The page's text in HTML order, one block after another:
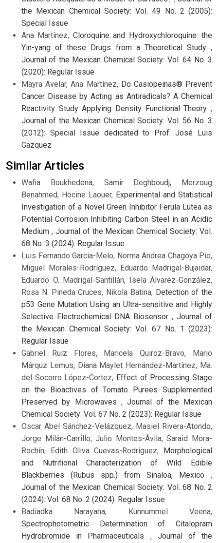
the Mexican Chemical Society: Vol. 49 No. 2 (2005):
Special Issue
Ana Martínez, Cloroquine and Hydroxychloroquine: the
Yin-yang of these Drugs from a Theoretical Study ,
Journal of the Mexican Chemical Society: Vol. 64 No. 3
(2020): Regular Issue
Mayra Avelar, Ana Martínez, Do Casiopeinas® Prevent
Cancer Disease by Acting as Antiradicals? A Chemical
Reactivity Study Applying Density Functional Theory ,
Journal of the Mexican Chemical Society: Vol. 56 No. 3
(2012): Special Issue dedicated to Prof. José Luis
Gazquez
Similar Articles
Wafia Boukhedena, Samir Deghboudj, Merzoug
Benahmed, Hocine Laouer, Experimental and Statistical
Investigation of a Novel Green Inhibitor Ferula Lutea as
Potential Corrosion Inhibiting Carbon Steel in an Acidic
Medium , Journal of the Mexican Chemical Society: Vol.
68 No. 3 (2024): Regular Issue
Luis Fernando Garcia-Melo, Norma Andrea Chagoya Pio,
Miguel Morales-Rodríguez, Eduardo Madrigal-Bujaidar,
Eduardo O. Madrigal-Santillán, Isela Álvarez-González,
Rosa N. Pineda Cruces, Nikola Batina, Detection of the
p53 Gene Mutation Using an Ultra-sensitive and Highly
Selective Electrochemical DNA Biosensor , Journal of
the Mexican Chemical Society: Vol. 67 No. 1 (2023):
Regular Issue
Gabriel Ruiz Flores, Maricela Quiroz-Bravo, Mario
Márquz Lemus, Diana Maylet Hernández-Martínez, Ma.
del Socorro López-Cortez, Effect of Processing Stage
on the Bioactives of Tomato Purees Supplemented
Preserved by Microwaves ,Journal of the Mexican
Chemical Society: Vol. 67 No. 2 (2023): Regular Issue
Oscar Abel Sánchez-Velázquez, Masiel Rivera-Atondo,
Jorge Milán-Carrillo, Julio Montes-Ávila, Saraid Mora-
Rochín, Edith Oliva Cuevas-Rodríguez, Morphological
and Nutritional Characterization of Wild Edible
Blackberries (Rubus spp.) from Sinaloa, Mexico ,
Journal of the Mexican Chemical Society: Vol. 68 No. 2
(2024): Vol. 68 No. 2 (2024): Regular Issue
Badiadka Narayana, Kunnummel Veena,
Spectrophotometric Determination of Citalopram
Hydrobromide in Pharmaceuticals , Journal of the